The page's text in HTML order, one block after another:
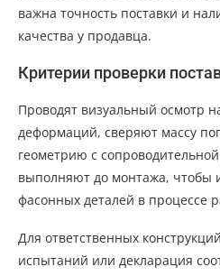
важна точность поставки и
качества у продавца.
Критерии проверки
Проводят визуальный осмотр
деформаций, сверяют массу
геометрию с
выполняют до монтажа, чтобы
фасонных деталей в процессе
Для ответственных
испытаний или декларация